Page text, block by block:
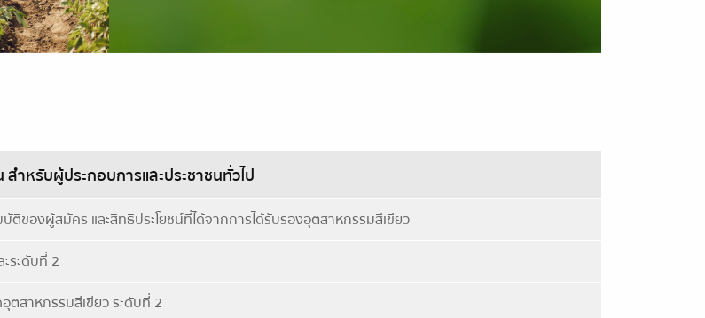
ำหรับผู้ประกอบการและประชาชนทั่วไป
ของผู้สมัคร และสิทธิประโยชน์ที่ได้จากการได้รับรองอุตสาหกรรมสีเขียว
ระดับที่ 2
สาหกรรมสีเขียว ระดับที่ 2